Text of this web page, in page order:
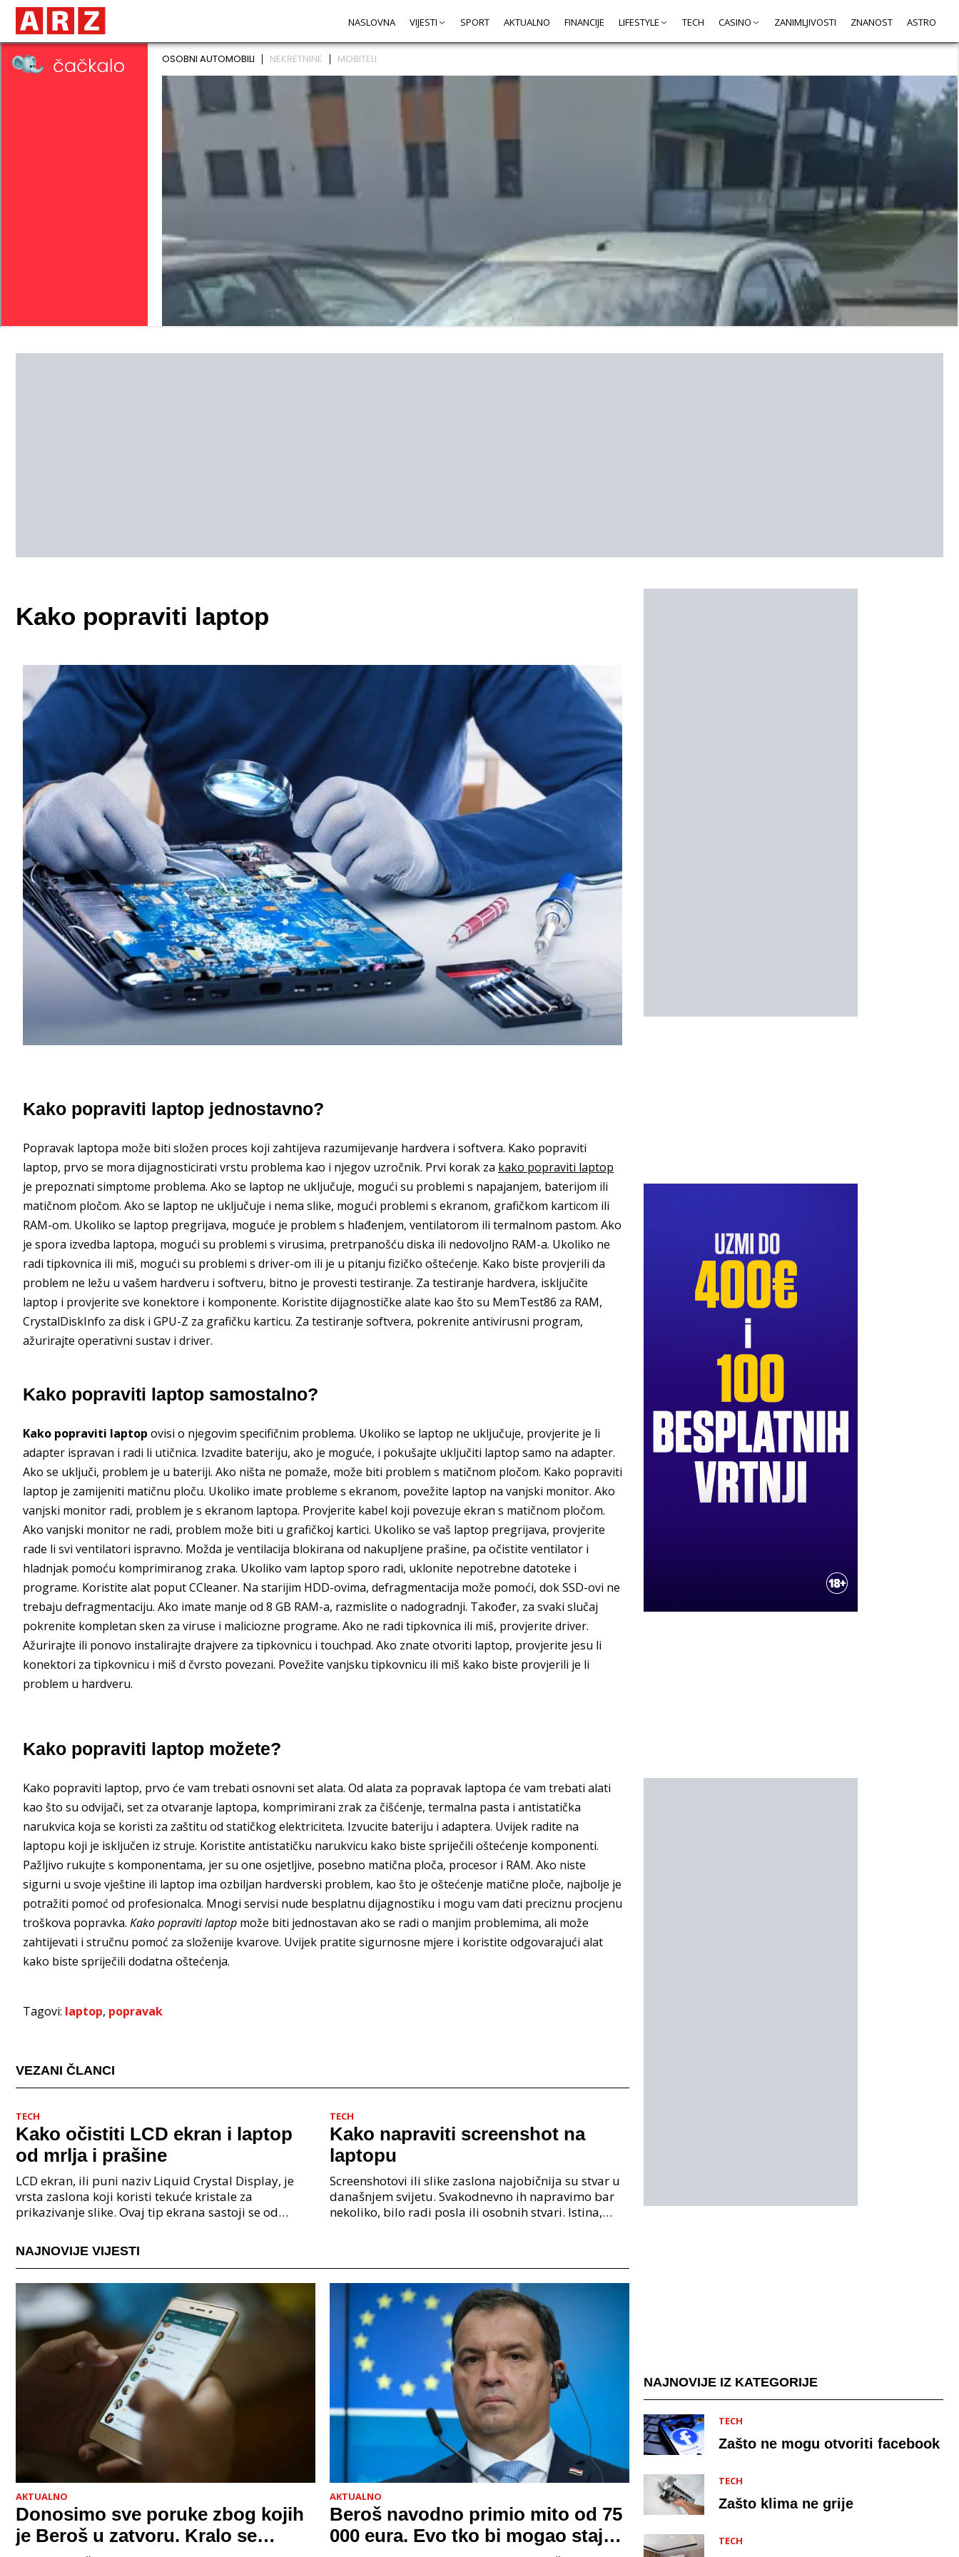
NASLOVNA VIJESTI SPORT AKTUALNO FINANCIJE LIFESTYLE TECH CASINO ZANIMLJIVOSTI ZNANOST ASTRO
Kako popraviti laptop
Kako popraviti laptop jednostavno?
Popravak laptopa može biti složen proces koji zahtijeva razumijevanje hardvera i softvera. Kako popraviti
laptop, prvo se mora dijagnosticirati vrstu problema kao i njegov uzročnik. Prvi korak za kako popraviti laptop
je prepoznati simptome problema. Ako se laptop ne uključuje, mogući su problemi s napajanjem, baterijom ili
matičnom pločom. Ako se laptop ne uključuje i nema slike, mogući problemi s ekranom, grafičkom karticom ili
RAM-om. Ukoliko se laptop pregrijava, moguće je problem s hlađenjem, ventilatorom ili termalnom pastom. Ako
je spora izvedba laptopa, mogući su problemi s virusima, pretrpanošću diska ili nedovoljno RAM-a. Ukoliko ne
radi tipkovnica ili miš, mogući su problemi s driver-om ili je u pitanju fizičko oštećenje. Kako biste provjerili da
problem ne ležu u vašem hardveru i softveru, bitno je provesti testiranje. Za testiranje hardvera, isključite
laptop i provjerite sve konektore i komponente. Koristite dijagnostičke alate kao što su MemTest86 za RAM,
CrystalDiskInfo za disk i GPU-Z za grafičku karticu. Za testiranje softvera, pokrenite antivirusni program,
ažurirajte operativni sustav i driver.
Kako popraviti laptop samostalno?
Kako popraviti laptop ovisi o njegovim specifičnim problema. Ukoliko se laptop ne uključuje, provjerite je li
adapter ispravan i radi li utičnica. Izvadite bateriju, ako je moguće, i pokušajte uključiti laptop samo na adapter.
Ako se uključi, problem je u bateriji. Ako ništa ne pomaže, može biti problem s matičnom pločom. Kako popraviti
laptop je zamijeniti matičnu ploču. Ukoliko imate probleme s ekranom, povežite laptop na vanjski monitor. Ako
vanjski monitor radi, problem je s ekranom laptopa. Provjerite kabel koji povezuje ekran s matičnom pločom.
Ako vanjski monitor ne radi, problem može biti u grafičkoj kartici. Ukoliko se vaš laptop pregrijava, provjerite
rade li svi ventilatori ispravno. Možda je ventilacija blokirana od nakupljene prašine, pa očistite ventilator i
hladnjak pomoću komprimiranog zraka. Ukoliko vam laptop sporo radi, uklonite nepotrebne datoteke i
programe. Koristite alat poput CCleaner. Na starijim HDD-ovima, defragmentacija može pomoći, dok SSD-ovi ne
trebaju defragmentaciju. Ako imate manje od 8 GB RAM-a, razmislite o nadogradnji. Također, za svaki slučaj
pokrenite kompletan sken za viruse i maliciozne programe. Ako ne radi tipkovnica ili miš, provjerite driver.
Ažurirajte ili ponovo instalirajte drajvere za tipkovnicu i touchpad. Ako znate otvoriti laptop, provjerite jesu li
konektori za tipkovnicu i miš d čvrsto povezani. Povežite vanjsku tipkovnicu ili miš kako biste provjerili je li
problem u hardveru.
Kako popraviti laptop možete?
Kako popraviti laptop, prvo će vam trebati osnovni set alata. Od alata za popravak laptopa će vam trebati alati
kao što su odvijači, set za otvaranje laptopa, komprimirani zrak za čišćenje, termalna pasta i antistatička
narukvica koja se koristi za zaštitu od statičkog elektriciteta. Izvucite bateriju i adaptera. Uvijek radite na
laptopu koji je isključen iz struje. Koristite antistatičku narukvicu kako biste spriječili oštećenje komponenti.
Pažljivo rukujte s komponentama, jer su one osjetljive, posebno matična ploča, procesor i RAM. Ako niste
sigurni u svoje vještine ili laptop ima ozbiljan hardverski problem, kao što je oštećenje matične ploče, najbolje je
potražiti pomoć od profesionalca. Mnogi servisi nude besplatnu dijagnostiku i mogu vam dati preciznu procjenu
troškova popravka. Kako popraviti laptop može biti jednostavan ako se radi o manjim problemima, ali može
zahtijevati i stručnu pomoć za složenije kvarove. Uvijek pratite sigurnosne mjere i koristite odgovarajući alat
kako biste spriječili dodatna oštećenja.
Tagovi: laptop, popravak
VEZANI ČLANCI
TECH
Kako očistiti LCD ekran i laptop
od mrlja i prašine
LCD ekran, ili puni naziv Liquid Crystal Display, je
vrsta zaslona koji koristi tekuće kristale za
prikazivanje slike. Ovaj tip ekrana sastoji se od
TECH
Kako napraviti screenshot na
laptopu
Screenshotovi ili slike zaslona najobičnija su stvar u
današnjem svijetu. Svakodnevno ih napravimo bar
nekoliko, bilo radi posla ili osobnih stvari. Istina,
NAJNOVIJE VIJESTI
AKTUALNO
Donosimo sve poruke zbog kojih
je Beroš u zatvoru. Kralo se
AKTUALNO
Beroš navodno primio mito od 75
000 eura. Evo tko bi mogao stajati
NAJNOVIJE IZ KATEGORIJE
TECH
Zašto ne mogu otvoriti facebook
TECH
Zašto klima ne grije
TECH